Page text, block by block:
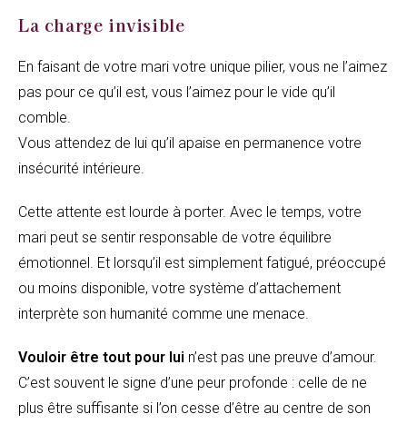
La charge invisible
En faisant de votre mari votre unique pilier, vous ne l’aimez
pas pour ce qu’il est, vous l’aimez pour le vide qu’il
comble.
Vous attendez de lui qu’il apaise en permanence votre
insécurité intérieure.
Cette attente est lourde à porter. Avec le temps, votre
mari peut se sentir responsable de votre équilibre
émotionnel. Et lorsqu’il est simplement fatigué, préoccupé
ou moins disponible, votre système d’attachement
interprète son humanité comme une menace.
Vouloir être tout pour lui n’est pas une preuve d’amour.
C’est souvent le signe d’une peur profonde : celle de ne
plus être suffisante si l’on cesse d’être au centre de son